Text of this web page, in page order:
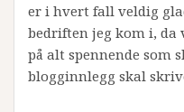
er i hvert fall veldig
bedriften jeg kom i,
på alt spennende som
blogginnlegg skal